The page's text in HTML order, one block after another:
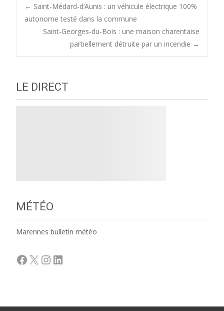
Post
navigation
← Saint-Médard-d’Aunis : un véhicule électrique 100%
autonome testé dans la commune
Saint-Georges-du-Bois : une maison charentaise
partiellement détruite par un incendie →
LE DIRECT
MÉTÉO
Marennes bulletin météo
Facebook
X Instagram
LinkedIn